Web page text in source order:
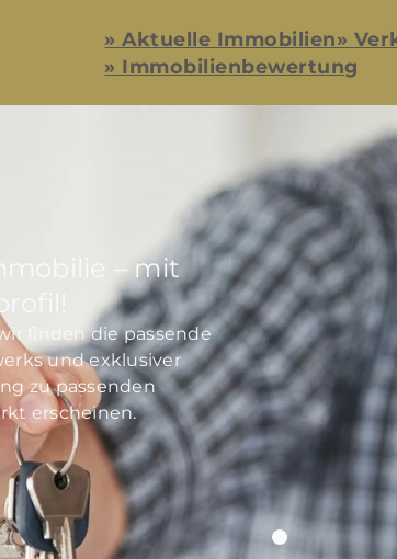
» Aktuelle Immobilien»
» Immobilienbewertung
– mit
finden die passende
und exklusiver
zu passenden
erscheinen.